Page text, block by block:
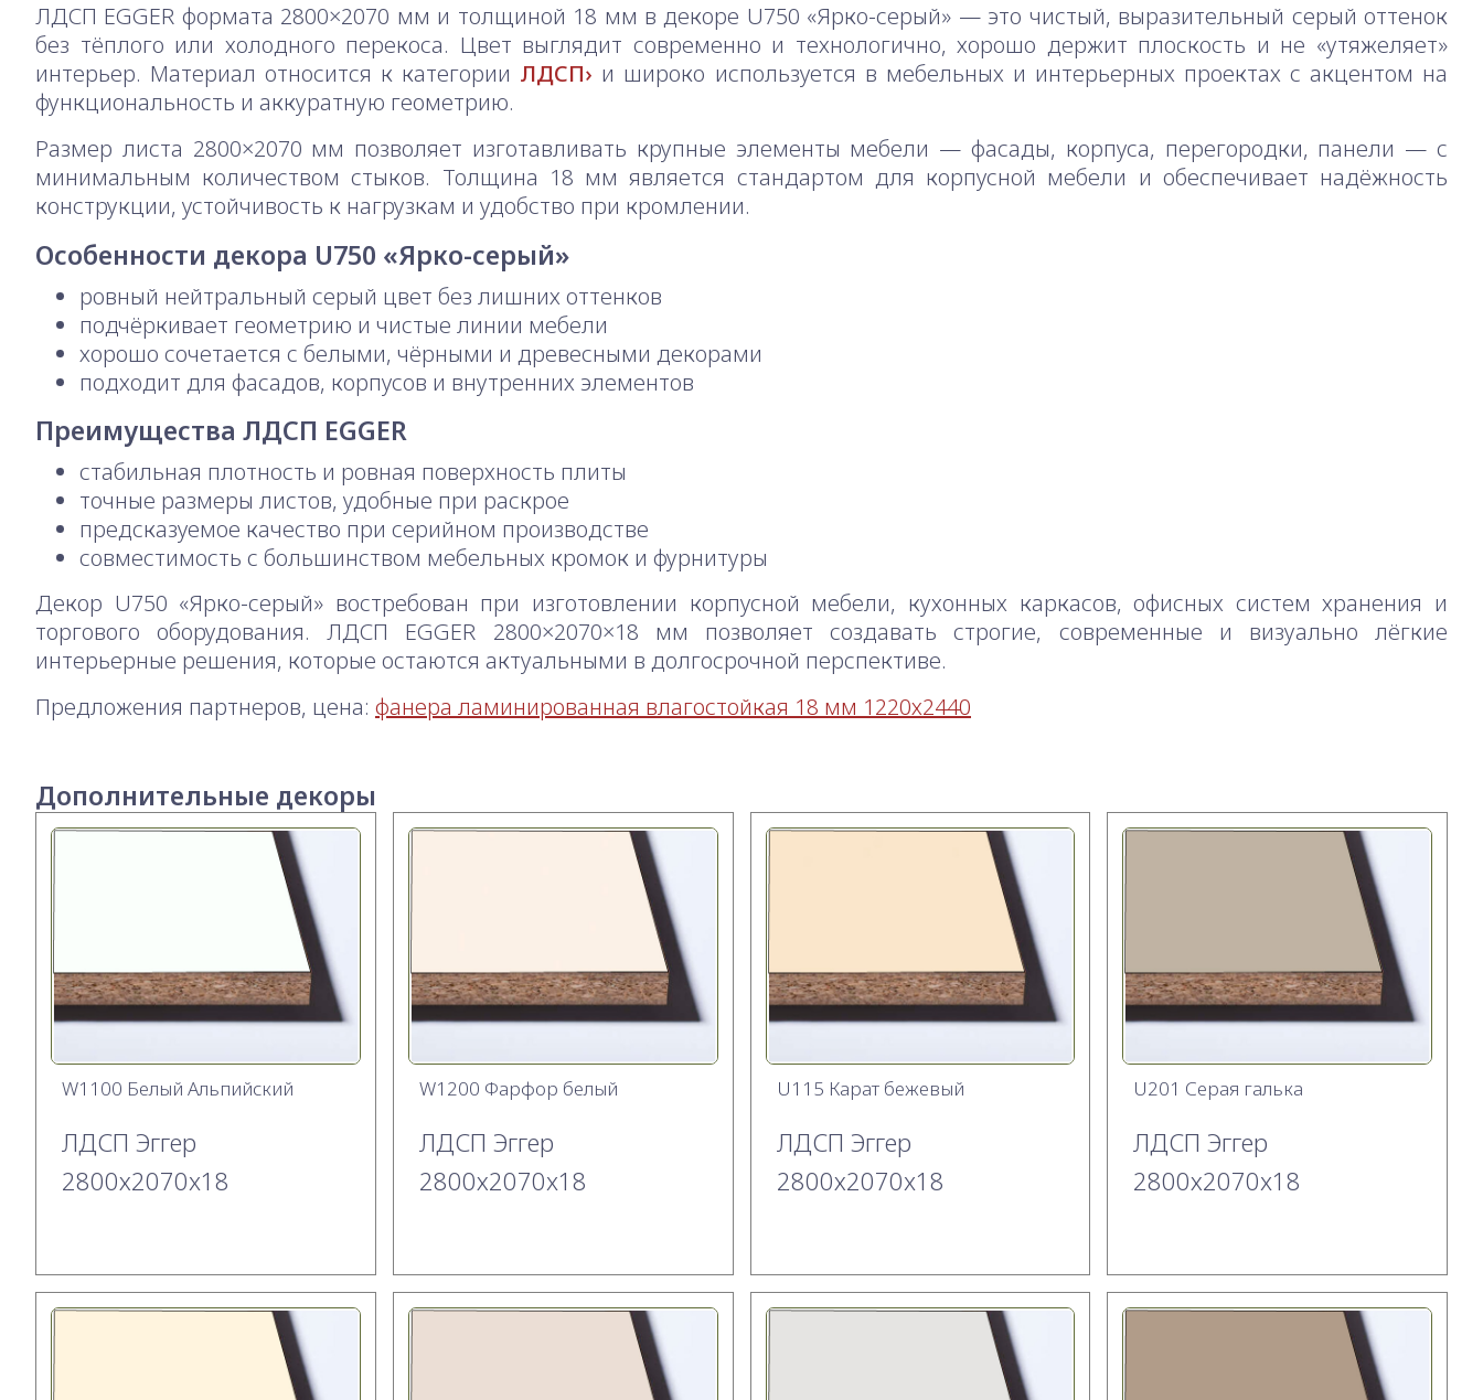
ЛДСП EGGER формата 2800×2070 мм и толщиной 18 мм в декоре U750 «Ярко-серый» — это чистый, выразительный серый оттенок
без тёплого или холодного перекоса. Цвет выглядит современно и технологично, хорошо держит плоскость и не «утяжеляет»
интерьер. Материал относится к категории ЛДСП
и широко используется в мебельных и интерьерных проектах с акцентом на
функциональность и аккуратную геометрию.
Размер листа 2800×2070 мм позволяет изготавливать крупные элементы мебели — фасады, корпуса, перегородки, панели — с
минимальным количеством стыков. Толщина 18 мм является стандартом для корпусной мебели и обеспечивает надёжность
конструкции, устойчивость к нагрузкам и удобство при кромлении.
Особенности декора U750 «Ярко-серый»
ровный нейтральный серый цвет без лишних оттенков
подчёркивает геометрию и чистые линии мебели
хорошо сочетается с белыми, чёрными и древесными декорами
подходит для фасадов, корпусов и внутренних элементов
Преимущества ЛДСП EGGER
стабильная плотность и ровная поверхность плиты
точные размеры листов, удобные при раскрое
предсказуемое качество при серийном производстве
совместимость с большинством мебельных кромок и фурнитуры
Декор U750 «Ярко-серый» востребован при изготовлении корпусной мебели, кухонных каркасов, офисных систем хранения и
торгового оборудования. ЛДСП EGGER 2800×2070×18 мм позволяет создавать строгие, современные и визуально лёгкие
интерьерные решения, которые остаются актуальными в долгосрочной перспективе.
Предложения партнеров, цена: фанера ламинированная влагостойкая 18 мм 1220х2440
Дополнительные декоры
W1100 Белый Альпийский
ЛДСП Эггер
2800х2070x18
W1200 Фарфор белый
ЛДСП Эггер
2800х2070x18
U115 Карат бежевый
ЛДСП Эггер
2800х2070x18
U201 Серая галька
ЛДСП Эггер
2800х2070x18